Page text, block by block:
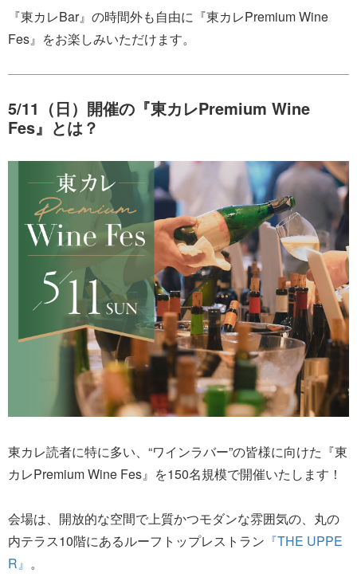
『東カレBar』の時間外も自由に『東カレPremium Wine
Fes』をお楽しみいただけます。
5/11（日）開催の『東カレPremium Wine
Fes』とは？
東カレ読者に特に多い、“ワインラバー”の皆様に向けた『東
カレPremium Wine Fes』を150名規模で開催いたします！
会場は、開放的な空間で上質かつモダンな雰囲気の、丸の
内テラス10階にあるルーフトップレストラン 『THE UPPE
R』 。